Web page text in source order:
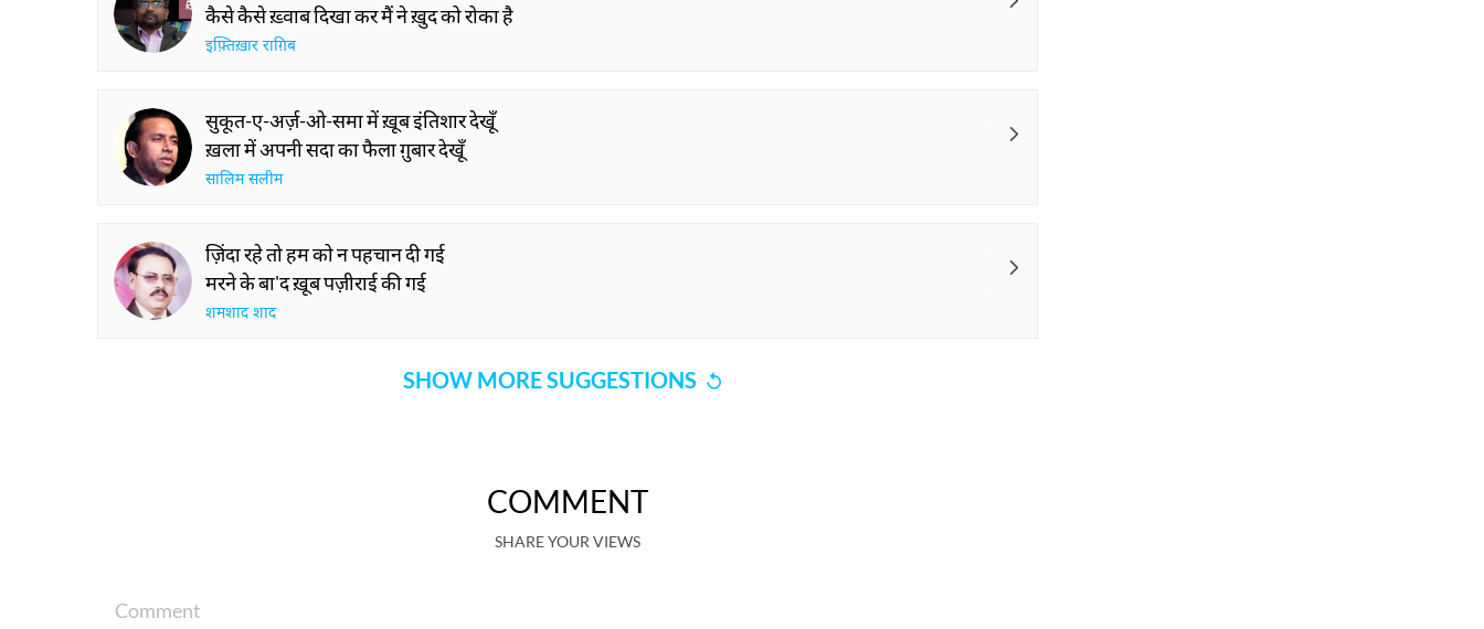
कैसे कैसे ख़्वाब दिखा कर मैं ने ख़ुद को रोका है
इफ़्तिख़ार राग़िब
सुकूत-ए-अर्ज़-ओ-समा में ख़ूब इंतिशार देखूँ
ख़ला में अपनी सदा का फैला ग़ुबार देखूँ
सालिम सलीम
ज़िंदा रहे तो हम को न पहचान दी गई
मरने के बा'द ख़ूब पज़ीराई की गई
शमशाद शाद
SHOW MORE SUGGESTIONS
COMMENT
SHARE YOUR VIEWS
Comment